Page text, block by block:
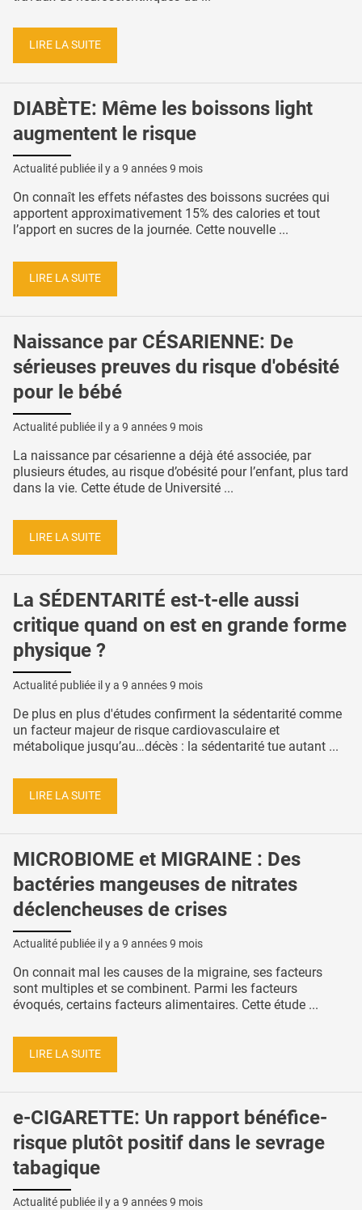
LIRE LA SUITE
DIABÈTE: Même les boissons light
augmentent le risque
Actualité publiée il y a 9 années 9 mois
On connaît les effets néfastes des boissons sucrées qui
apportent approximativement 15% des calories et tout
l’apport en sucres de la journée. Cette nouvelle ...
LIRE LA SUITE
Naissance par CÉSARIENNE: De
sérieuses preuves du risque d'obésité
pour le bébé
Actualité publiée il y a 9 années 9 mois
La naissance par césarienne a déjà été associée, par
plusieurs études, au risque d’obésité pour l’enfant, plus tard
dans la vie. Cette étude de Université ...
LIRE LA SUITE
La SÉDENTARITÉ est-t-elle aussi
critique quand on est en grande forme
physique ?
Actualité publiée il y a 9 années 9 mois
De plus en plus d'études confirment la sédentarité comme
un facteur majeur de risque cardiovasculaire et
métabolique jusqu’au…décès : la sédentarité tue autant ...
LIRE LA SUITE
MICROBIOME et MIGRAINE : Des
bactéries mangeuses de nitrates
déclencheuses de crises
Actualité publiée il y a 9 années 9 mois
On connait mal les causes de la migraine, ses facteurs
sont multiples et se combinent. Parmi les facteurs
évoqués, certains facteurs alimentaires. Cette étude ...
LIRE LA SUITE
e-CIGARETTE: Un rapport bénéfice-
risque plutôt positif dans le sevrage
tabagique
Actualité publiée il y a 9 années 9 mois